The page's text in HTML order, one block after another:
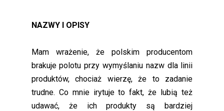
NAZWY I OPISY
Mam wrażenie, że polskim producentom
brakuje polotu przy wymyślaniu nazw dla linii
produktów, chociaż wierzę, że to zadanie
trudne. Co mnie irytuje to fakt, że lubią też
udawać, że ich produkty są bardziej